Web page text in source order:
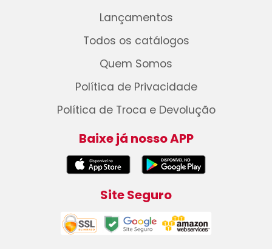
Lançamentos
Todos os catálogos
Quem Somos
Política de Privacidade
Política de Troca e Devolução
Baixe já nosso APP
Site Seguro